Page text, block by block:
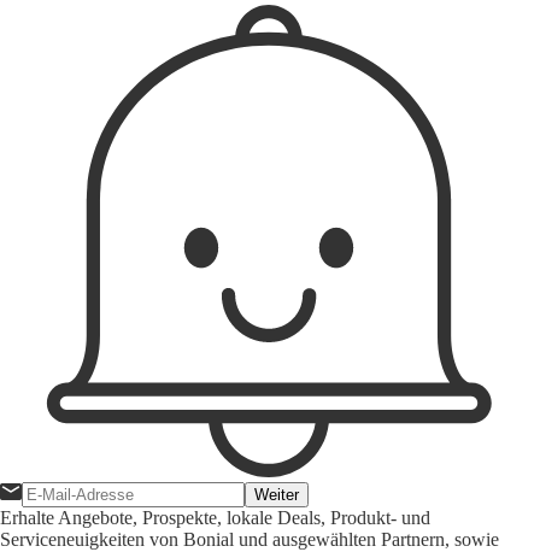
Weiter
Erhalte Angebote, Prospekte, lokale Deals, Produkt- und
Serviceneuigkeiten von Bonial und ausgewählten Partnern, sowie